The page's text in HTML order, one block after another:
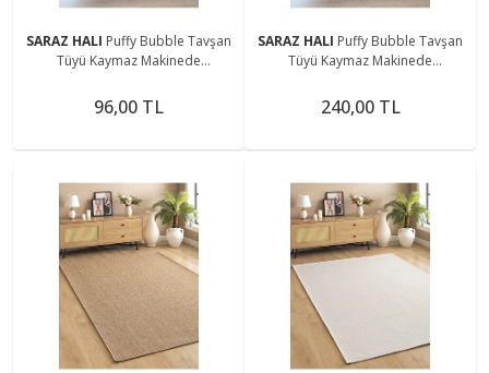
SARAZ HALI Puffy Bubble Tavşan
Tüyü Kaymaz Makinede
Halı
96,00 TL
SARAZ HALI Puffy Bubble Tavşan
Tüyü Kaymaz Makinede
Halı
240,00 TL